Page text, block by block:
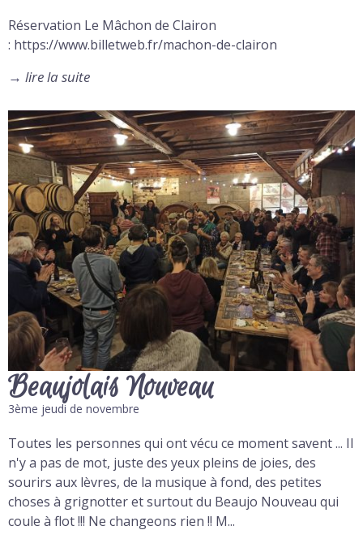
Réservation Le Mâchon de Clairon
: https://www.billetweb.fr/machon-de-clairon
→ lire la suite
Beaujolais Nouveau
3ème jeudi de novembre
Toutes les personnes qui ont vécu ce moment savent ... Il
n'y a pas de mot, juste des yeux pleins de joies, des
sourirs aux lèvres, de la musique à fond, des petites
choses à grignotter et surtout du Beaujo Nouveau qui
coule à flot !!! Ne changeons rien !! M...